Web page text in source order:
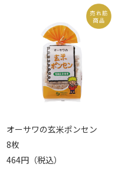
オーサワの玄米ポンセン
8枚
464円（税込）